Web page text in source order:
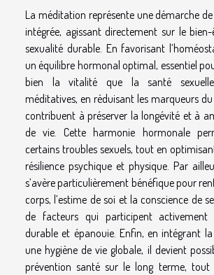
La méditation représente une démarche
intégrée, agissant directement sur le
sexualité durable. En favorisant
un équilibre hormonal optimal, essentiel
bien la vitalité que la santé
méditatives, en réduisant les marqueurs
contribuent à préserver la longévité et à
de vie. Cette harmonie hormonale
certains troubles sexuels, tout en
résilience psychique et physique. Par
s’avère particulièrement bénéfique pour
corps, l’estime de soi et la conscience de
de facteurs qui participent
durable et épanouie. Enfin, en intégrant
une hygiène de vie globale, il devient
prévention santé sur le long terme,